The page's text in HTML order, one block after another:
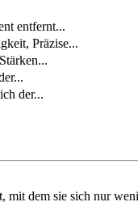
entfernt...
Präzise...
der...
dem sie sich nur